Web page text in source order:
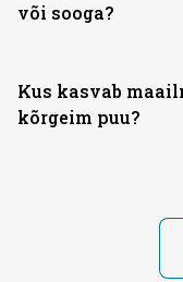
või sooga?
Kus kasvab
kõrgeim puu?